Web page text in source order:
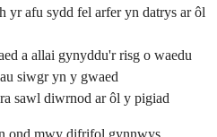
yr afu sydd fel arfer yn datrys ar ôl
a allai gynyddu'r risg o waedu
siwgr yn y gwaed
sawl diwrnod ar ôl y pigiad